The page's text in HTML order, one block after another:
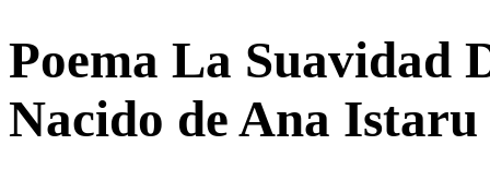
Poema La Suavidad
Nacido de Ana Istaru